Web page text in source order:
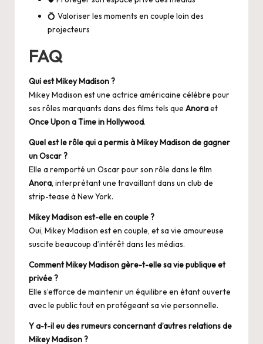
💍 Valoriser les moments en couple loin des
projecteurs
FAQ
Qui est Mikey Madison ?
Mikey Madison est une actrice américaine célèbre pour
ses rôles marquants dans des films tels que Anoraet
Once Upon a Time in Hollywood.
Quel est le rôle qui a permis à Mikey Madison de gagner
un Oscar ?
Elle a remporté un Oscar pour son rôle dans le film
Anora, interprétant une travaillant dans un club de
strip-tease à New York.
Mikey Madison est-elle en couple ?
Oui, Mikey Madison est en couple, et sa vie amoureuse
suscite beaucoup d’intérêt dans les médias.
Comment Mikey Madison gère-t-elle sa vie publique et
privée ?
Elle s’efforce de maintenir un équilibre en étant ouverte
avec le public tout en protégeant sa vie personnelle.
Y a-t-il eu des rumeurs concernant d’autres relations de
Mikey Madison ?